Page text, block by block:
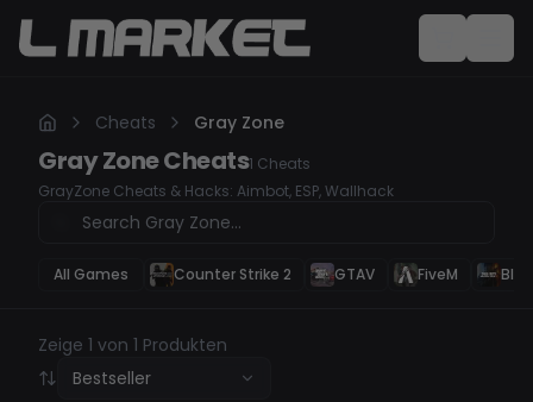
Cheats Gray Zone
Gray ZoneCheats1 Cheats
GrayZone Cheats & Hacks: Aimbot, ESP, Wallhack
All Games Counter Strike 2 GTAV FiveM
Zeige 1 von 1 Produkten
Bestseller